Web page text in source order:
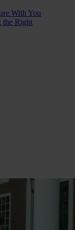
With You
the Right